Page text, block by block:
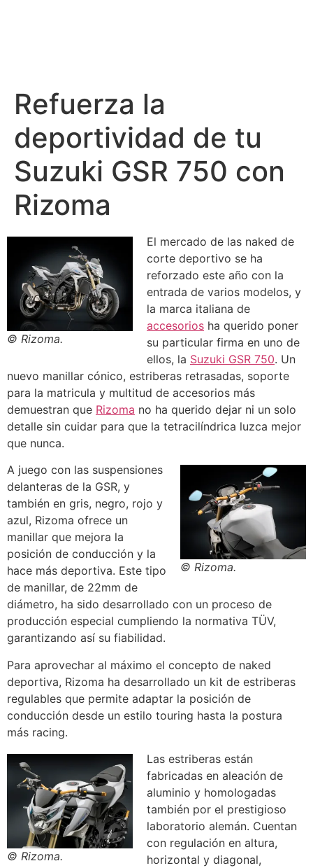
Refuerza la
deportividad de tu
Suzuki GSR 750 con
Rizoma
© Rizoma.
El mercado de las naked de
corte deportivo se ha
reforzado este año con la
entrada de varios modelos, y
la marca italiana de
accesorios ha querido poner
su particular firma en uno de
ellos, la Suzuki GSR 750. Un
nuevo manillar cónico, estriberas retrasadas, soporte
para la matricula y multitud de accesorios más
demuestran que Rizoma no ha querido dejar ni un solo
detalle sin cuidar para que la tetracilíndrica luzca mejor
que nunca.
© Rizoma.
A juego con las suspensiones
delanteras de la GSR, y
también en gris, negro, rojo y
azul, Rizoma ofrece un
manillar que mejora la
posición de conducción y la
hace más deportiva. Este tipo
de manillar, de 22mm de
diámetro, ha sido desarrollado con un proceso de
producción especial cumpliendo la normativa TÜV,
garantizando así su fiabilidad.
Para aprovechar al máximo el concepto de naked
deportiva, Rizoma ha desarrollado un kit de estriberas
regulables que permite adaptar la posición de
conducción desde un estilo touring hasta la postura
más racing.
© Rizoma.
Las estriberas están
fabricadas en aleación de
aluminio y homologadas
también por el prestigioso
laboratorio alemán. Cuentan
con regulación en altura,
horizontal y diagonal,